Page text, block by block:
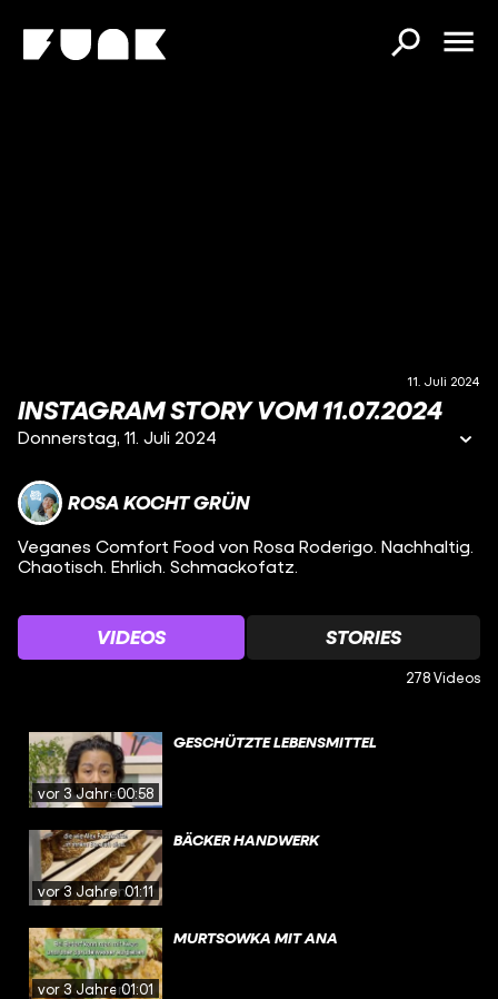
11. Juli 2024
INSTAGRAM STORY VOM 11.07.2024
Donnerstag, 11. Juli 2024
ROSA KOCHT GRÜN
Veganes Comfort Food von Rosa Roderigo. Nachhaltig.
Chaotisch. Ehrlich. Schmackofatz.
VIDEOS STORIES
278 Videos
vor 3 Jahren00:58
GESCHÜTZTE LEBENSMITTEL
vor 3 Jahren01:11
BÄCKER HANDWERK
vor 3 Jahren01:01
MURTSOWKA MIT ANA